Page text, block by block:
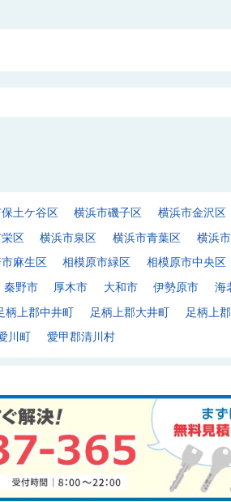
土ケ谷区 横浜市磯子区 横浜市金沢区
区 横浜市泉区 横浜市青葉区 横浜
市麻生区 相模原市緑区 相模原市中央区
秦野市 厚木市 大和市 伊勢原市 海
柄上郡中井町 足柄上郡大井町 足柄上
川町 愛甲郡清川村